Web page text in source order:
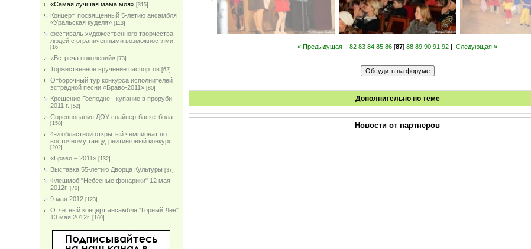
«Самая лучшая мама моя» [315]
Концерт, посвященный 5-летию ансамбля
«Уральская куделя» [113]
фестиваль художественного творчества
людей с ограниченными возможностями
[16]
«Встреча поколений» [73]
Торжественное вручение паспортов [62]
Отборочный тур конкурса исполнителей
эстрадной песни «Браво-2011» [80]
Крещение Господне - купание в проруби
2011 г. [52]
Соревнования ДОУ снайпер-баскетбола
[158]
4-й областной открытый чемпионат по
восточному танцу, рейтинговый конкурс
[202]
«Браво – 2011» [132]
Выставка 55-летию Дворца Культуры [37]
Флешмоб "Небесные фонарики" 12 мая
2012г. [70]
9 мая 2012 [123]
Отчетный концерт ансамбля "Горный Лен"
13 мая 2012г. [169]
« Предыдущая |82 83 84 85 86 [87]88 89 90 91 92 |Следующая »
Дополнительно по теме
Новости от партнеров